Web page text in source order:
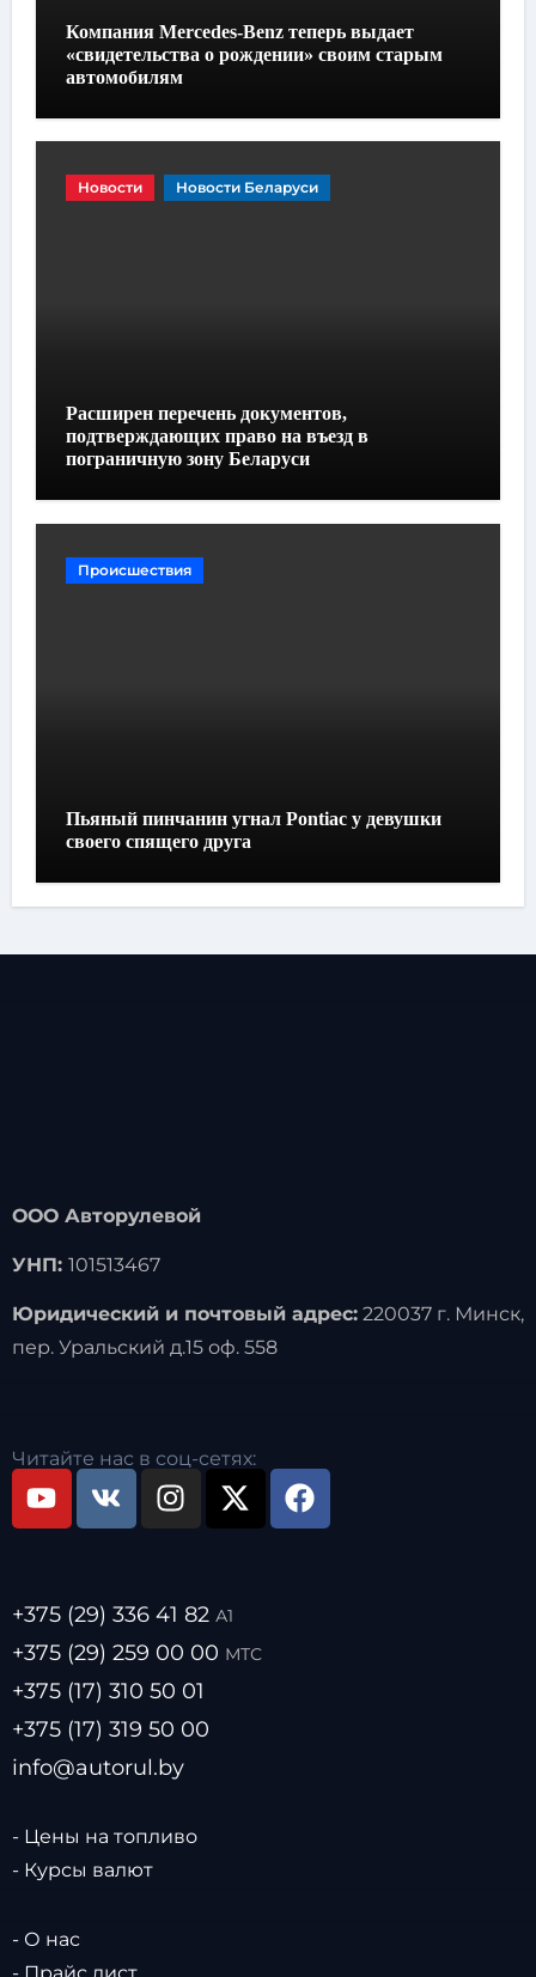
Компания Mercedes-Benz теперь выдает
«свидетельства о рождении» своим старым
автомобилям
Новости Новости Беларуси
Расширен перечень документов,
подтверждающих право на въезд в
пограничную зону Беларуси
Происшествия
Пьяный пинчанин угнал Pontiac у девушки
своего спящего друга
ООО Авторулевой
УНП: 101513467
Юридический и почтовый адрес:220037 г. Минск,
пер. Уральский д.15 оф. 558
Читайте нас в соц-сетях:
+375 (29) 336 41 82 А1
+375 (29) 259 00 00 МТС
+375 (17) 310 50 01
+375 (17) 319 50 00
info@autorul.by
- Цены на топливо
- Курсы валют
- О нас